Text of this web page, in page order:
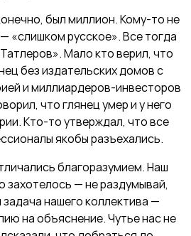
был миллион. Кому-то не
«слишком русское». Все тогда
Мало кто верил, что
без издательских домов с
и миллиардеров-инвесторов
что глянец умер и у него
Кто-то утверждал, что все
якобы разъехались.
благоразумием. Наш
захотелось — не раздумывай,
задача нашего коллектива —
на объяснение. Чутье нас не